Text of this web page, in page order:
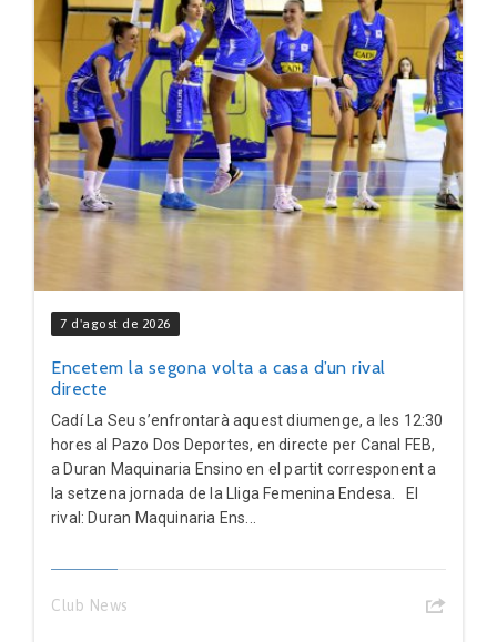
7 d'agost de 2026
Encetem la segona volta a casa d’un rival
directe
Cadí La Seu s’enfrontarà aquest diumenge, a les 12:30
hores al Pazo Dos Deportes, en directe per Canal FEB,
a Duran Maquinaria Ensino en el partit corresponent a
la setzena jornada de la Lliga Femenina Endesa. El
rival: Duran Maquinaria Ens...
Club News